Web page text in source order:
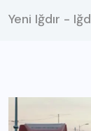
Yeni Iğdır -